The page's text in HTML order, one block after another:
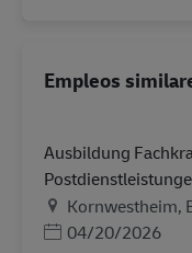
Empleos
Ausbildung
Ubicación
Kornwestheim,
Posted Date
04/20/2026